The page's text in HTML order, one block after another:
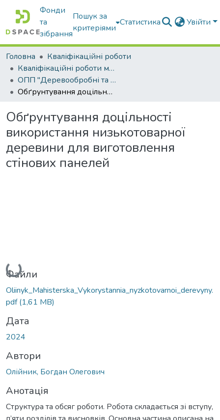
Фонди
та
зібрання
Пошук за
критеріями
Статистика Увійти
Головна
Кваліфікаційні роботи
Кваліфікаційні роботи магістрів
ОПП "Деревообробні та меблеві технології"
Обґрунтування доцільності використання низькотоварної деревини для виготовлення стінових панелей
Обґрунтування доцільності
використання низькотоварної
деревини для виготовлення
стінових панелей
Вантажиться...
Файли
Oliinyk_Mahisterska_Vykorystannia_nyzkotovarnoi_derevyny.
pdf(1,61 MB)
Дата
2024
Автори
Олійник, Богдан Олегович
Анотація
Структура та обсяг роботи. Робота складається зі вступу,